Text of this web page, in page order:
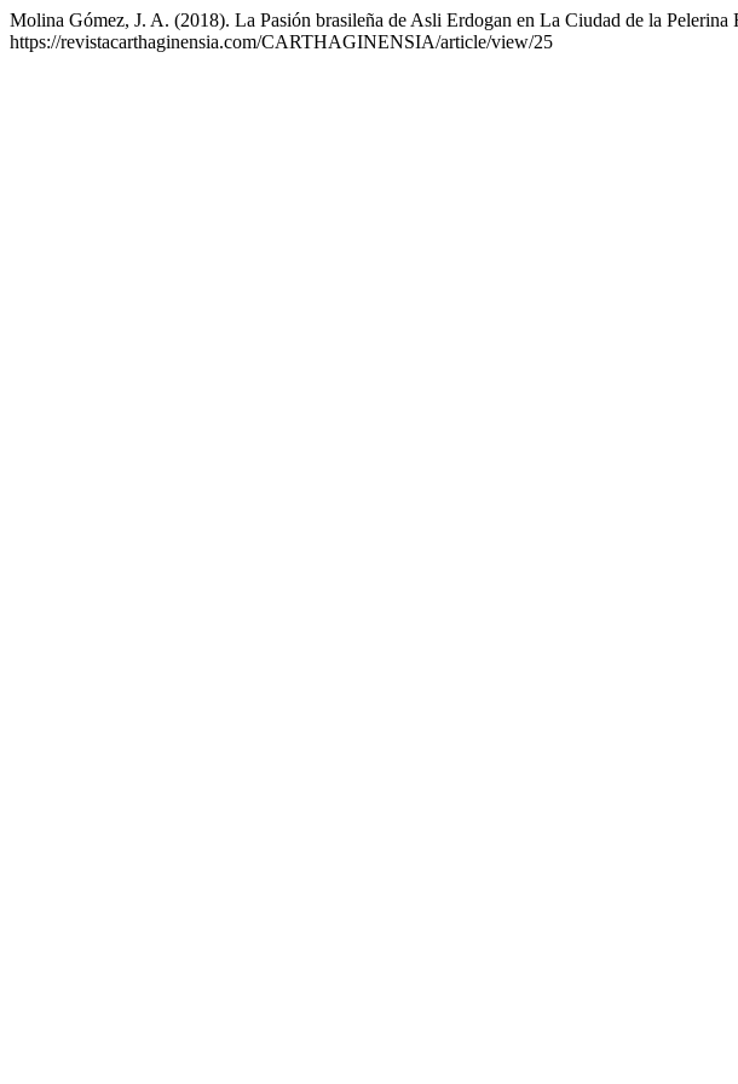
Molina Gómez, J. A. (2018). La Pasión brasileña de Asli Erdogan en La Ciudad de la Pelerina
https://revistacarthaginensia.com/CARTHAGINENSIA/article/view/25